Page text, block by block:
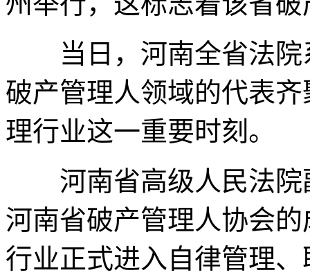
当日，河南全省法院
破产管理人领域的代表
理行业这一重要时刻。
河南省高级人民法院
河南省破产管理人协会
行业正式进入自律管理